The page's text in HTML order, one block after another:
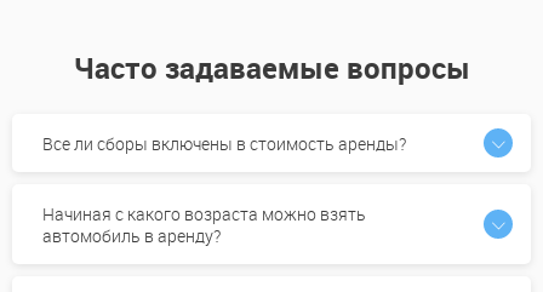
Часто задаваемые вопросы
Все ли сборы включены в стоимость аренды?
Начиная с какого возраста можно взять
автомобиль в аренду?